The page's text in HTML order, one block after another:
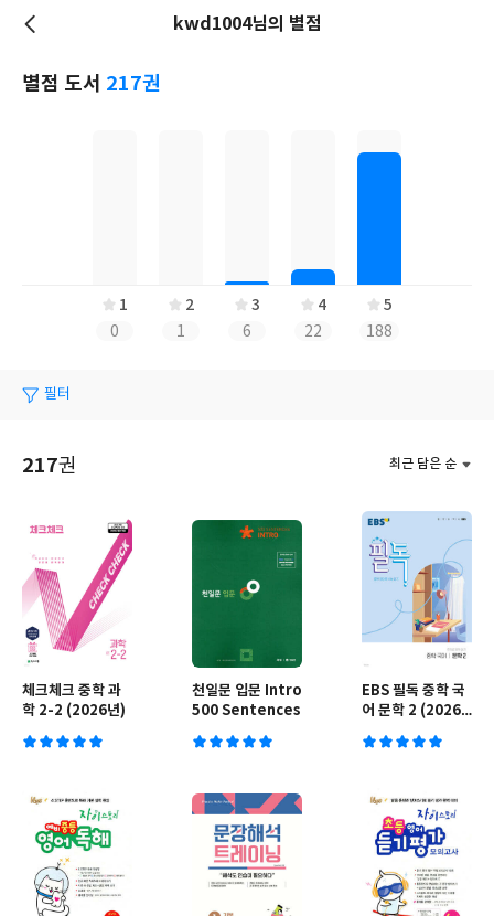
kwd1004님의 별점
별점 도서 217권
1
0
2
1
3
6
4
22
5
188
필터
최근 담은 순
217권
체크체크 중학 과
학 2-2 (2026년)
천일문 입문 Intro
500 Sentences
EBS 필독 중학 국
어 문학 2 (2026